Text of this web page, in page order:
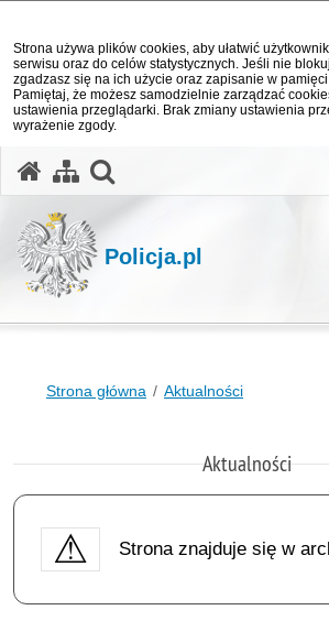
Strona używa plików cookies, aby ułatwić
serwisu oraz do celów statystycznych. Jeśli nie
zgadzasz się na ich użycie oraz zapisanie w
Pamiętaj, że możesz samodzielnie zarządzać
ustawienia przeglądarki. Brak zmiany ustawienia
wyrażenie zgody.
Policja.pl
Strona główna Aktualności
Aktualności
Strona znajduje się w